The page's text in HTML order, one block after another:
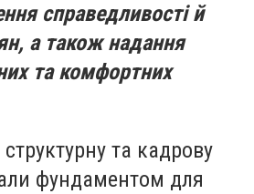
справедливості й
а також надання
та комфортних
та кадрову
фундаментом для